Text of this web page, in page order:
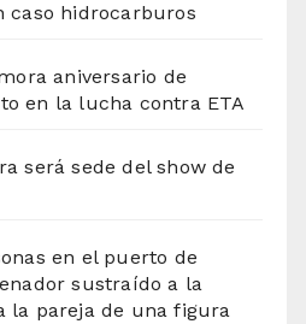
caso hidrocarburos
aniversario de
en la lucha contra ETA
será sede del show de
en el puerto de
sustraído a la
la pareja de una figura